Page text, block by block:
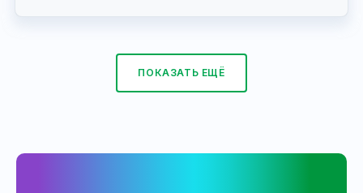
ПОКАЗАТЬ ЕЩЁ